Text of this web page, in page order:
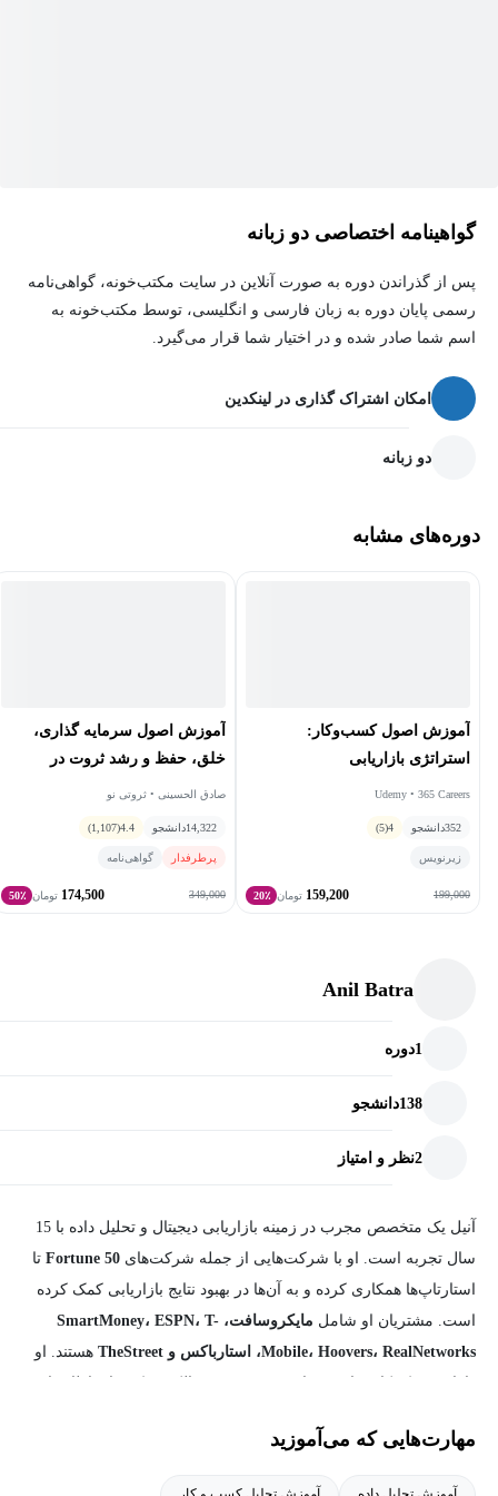
تحلیل‌گران بازاریابی
هکرهای رشد
مدیران محصول
تحلیل‌گران وب
گواهینامه اختصاصی دو زبانه
پس از گذراندن دوره به صورت آنلاین در سایت مکتب‌خونه، گواهی‌نامه
رسمی پایان دوره به زبان فارسی و انگلیسی، توسط مکتب‌خونه به
اسم شما صادر شده و در اختیار شما قرار می‌گیرد.
امکان اشتراک گذاری در لینکدین
دو زبانه
دوره‌های مشابه
آموزش اصول کسب‌وکار:
استراتژی بازاریابی
Udemy • 365 Careers
352دانشجو 4
(5)
زیرنویس
199,000
159,200 تومان 20٪
آموزش اصول سرمايه گذاری،
خلق، حفظ و رشد ثروت در
نوسانات اقتصادی
صادق الحسینی • ثروتی نو
14,322دانشجو 4.4
(1,107)
پرطرفدار گواهی‌نامه
349,000
174,500 تومان 50٪
Anil Batra
1دوره
138دانشجو
2نظر و امتیاز
آنیل یک متخصص مجرب در زمینه بازاریابی دیجیتال و تحلیل داده با 15
سال تجربه است. او با شرکت‌هایی از جمله شرکت‌های Fortune 50 تا
استارتاپ‌ها همکاری کرده و به آن‌ها در بهبود نتایج بازاریابی کمک کرده
است. مشتریان او شامل
مایکروسافت، SmartMoney، ESPN، T-
Mobile، Hoovers، RealNetworks، استارباکس و TheStreet
هستند. او
مهارت‌هایی که می‌آموزید